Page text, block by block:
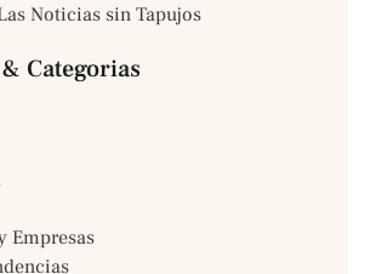
Noticias sin Tapujos
Categorias
Empresas